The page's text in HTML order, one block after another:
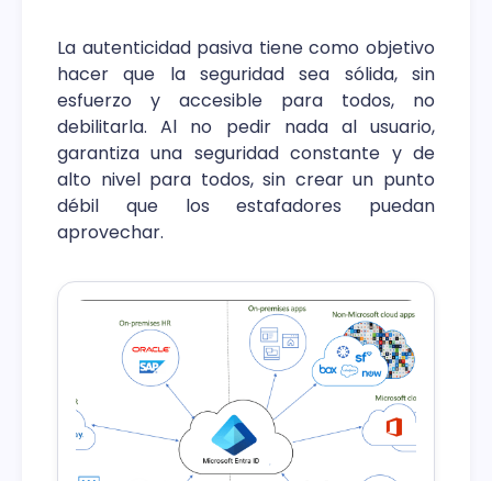
La autenticidad pasiva tiene como objetivo
hacer que la seguridad sea sólida, sin
esfuerzo y accesible para todos, no
debilitarla. Al no pedir nada al usuario,
garantiza una seguridad constante y de
alto nivel para todos, sin crear un punto
débil que los estafadores puedan
aprovechar.